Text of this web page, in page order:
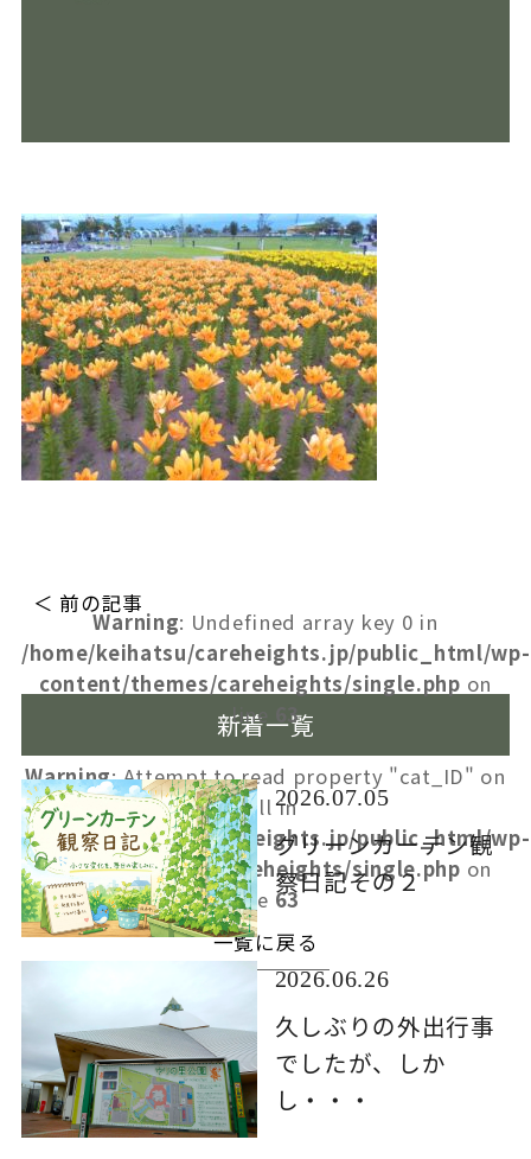
＜ 前の記事
Warning: Undefined array key 0 in
/home/keihatsu/careheights.jp/public_html/wp-
content/themes/careheights/single.php on
line
63
Warning: Attempt to read property "cat_ID" on
null in
/home/keihatsu/careheights.jp/public_html/wp-
content/themes/careheights/single.php on
line 63
一覧に戻る
新着一覧
2026.07.05
グリーンカーテン観
察日記その２
2026.06.26
久しぶりの外出行事
でしたが、しか
し・・・